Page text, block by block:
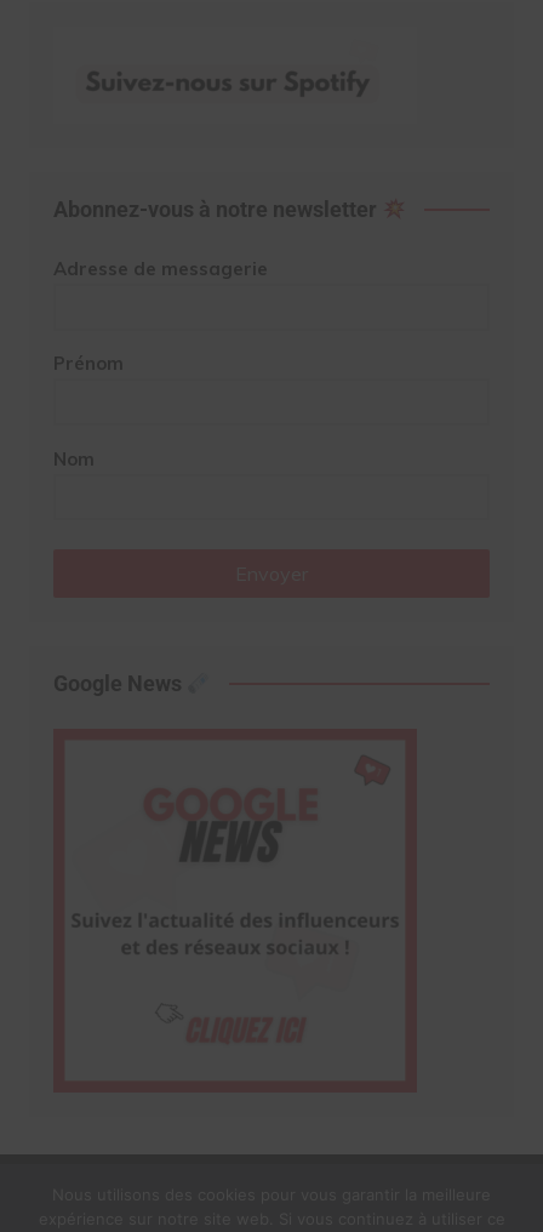
Abonnez-vous à notre newsletter
Adresse de messagerie
Prénom
Nom
Google News